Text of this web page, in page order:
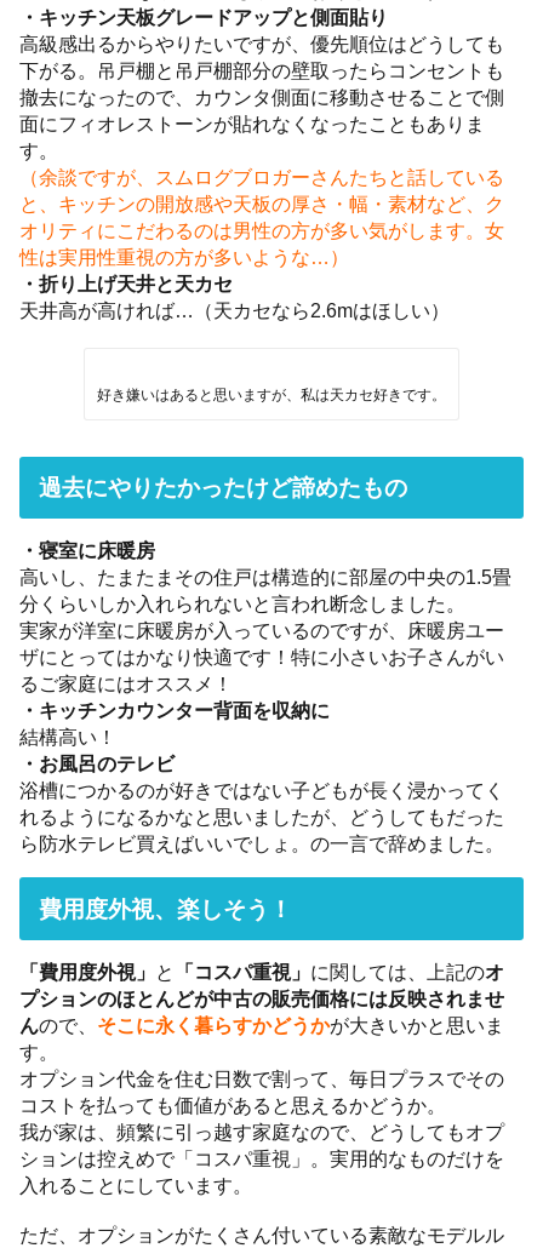
・キッチン天板グレードアップと側面貼り
高級感出るからやりたいですが、優先順位はどうしても
下がる。吊戸棚と吊戸棚部分の壁取ったらコンセントも
撤去になったので、カウンタ側面に移動させることで側
面にフィオレストーンが貼れなくなったこともありま
す。
（余談ですが、スムログブロガーさんたちと話している
と、キッチンの開放感や天板の厚さ・幅・素材など、ク
オリティにこだわるのは男性の方が多い気がします。女
性は実用性重視の方が多いような…）
・折り上げ天井と天カセ
天井高が高ければ…（天カセなら2.6mはほしい）
好き嫌いはあると思いますが、私は天カセ好きです。
過去にやりたかったけど諦めたもの
・寝室に床暖房
高いし、たまたまその住戸は構造的に部屋の中央の1.5畳
分くらいしか入れられないと言われ断念しました。
実家が洋室に床暖房が入っているのですが、床暖房ユー
ザにとってはかなり快適です！特に小さいお子さんがい
るご家庭にはオススメ！
・キッチンカウンター背面を収納に
結構高い！
・お風呂のテレビ
浴槽につかるのが好きではない子どもが長く浸かってく
れるようになるかなと思いましたが、どうしてもだった
ら防水テレビ買えばいいでしょ。の一言で辞めました。
費用度外視、楽しそう！
「費用度外視」 と 「コスパ重視」 に関しては、上記のオ
プションのほとんどが中古の販売価格には反映されませ
んので、 そこに永く暮らすかどうかが大きいかと思いま
す。
オプション代金を住む日数で割って、毎日プラスでその
コストを払っても価値があると思えるかどうか。
我が家は、頻繁に引っ越す家庭なので、どうしてもオプ
ションは控えめで「コスパ重視」。実用的なものだけを
入れることにしています。
ただ、オプションがたくさん付いている素敵なモデルル